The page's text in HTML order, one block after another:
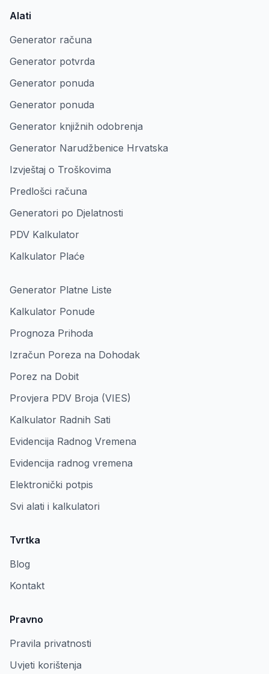
Alati
Generator računa
Generator potvrda
Generator ponuda
Generator ponuda
Generator knjižnih odobrenja
Generator Narudžbenice Hrvatska
Izvještaj o Troškovima
Predlošci računa
Generatori po Djelatnosti
PDV Kalkulator
Kalkulator Plaće
Generator Platne Liste
Kalkulator Ponude
Prognoza Prihoda
Izračun Poreza na Dohodak
Porez na Dobit
Provjera PDV Broja (VIES)
Kalkulator Radnih Sati
Evidencija Radnog Vremena
Evidencija radnog vremena
Elektronički potpis
Svi alati i kalkulatori
Tvrtka
Blog
Kontakt
Pravno
Pravila privatnosti
Uvjeti korištenja